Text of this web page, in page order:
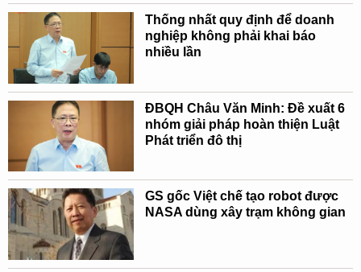
Thống nhất quy định để doanh
nghiệp không phải khai báo
nhiều lần
ĐBQH Châu Văn Minh: Đề xuất 6
nhóm giải pháp hoàn thiện Luật
Phát triển đô thị
GS gốc Việt chế tạo robot được
NASA dùng xây trạm không gian